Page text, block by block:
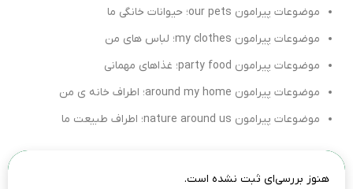
موضوعات پیرامون our pets؛ حیوانات خانگی ما
موضوعات پیرامون my clothes؛ لباس های من
موضوعات پیرامون party food؛ غذاهای مهمانی
موضوعات پیرامون around my home؛ اطراف خانه ی من
موضوعات پیرامون nature around us؛ اطراف طبیعت ما
هنوز بررسی‌ای ثبت نشده است.